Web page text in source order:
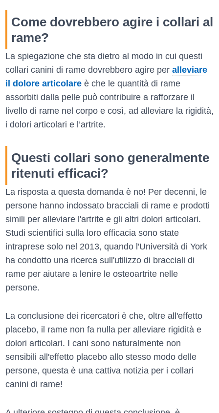
Come dovrebbero agire i collari al
rame?
La spiegazione che sta dietro al modo in cui questi
collari canini di rame dovrebbero agire per alleviare
il dolore articolare è che le quantità di rame
assorbiti dalla pelle può contribuire a rafforzare il
livello di rame nel corpo e così, ad alleviare la rigidità,
i dolori articolari e l’artrite.
Questi collari sono generalmente
ritenuti efficaci?
La risposta a questa domanda è no! Per decenni, le
persone hanno indossato bracciali di rame e prodotti
simili per alleviare l'artrite e gli altri dolori articolari.
Studi scientifici sulla loro efficacia sono state
intraprese solo nel 2013, quando l'Università di York
ha condotto una ricerca sull'utilizzo di bracciali di
rame per aiutare a lenire le osteoartrite nelle
persone.
La conclusione dei ricercatori è che, oltre all'effetto
placebo, il rame non fa nulla per alleviare rigidità e
dolori articolari. I cani sono naturalmente non
sensibili all'effetto placebo allo stesso modo delle
persone, questa è una cattiva notizia per i collari
canini di rame!